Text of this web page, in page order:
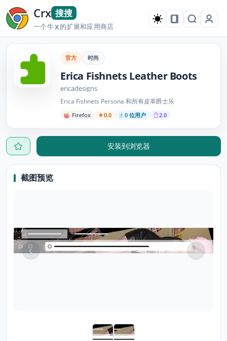
Crx 搜搜
一个牛X的扩展和应用商店
官方 时尚
Erica Fishnets Leather Boots
ericadesigns
Erica Fishnets Persona 和所有皮革爵士乐
Firefox 0.0 0 位用户 2.0
安装到浏览器
截图预览